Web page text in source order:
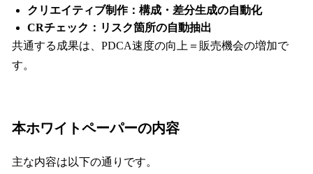
クリエイティブ制作：構成・差分生成の自動化
CRチェック：リスク箇所の自動抽出
共通する成果は、PDCA速度の向上＝販売機会の増加で
す。
本ホワイトペーパーの内容
主な内容は以下の通りです。